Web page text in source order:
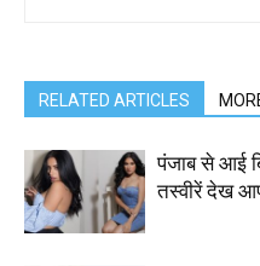
RELATED ARTICLES
पंजाब से आई
तस्वीरें देख